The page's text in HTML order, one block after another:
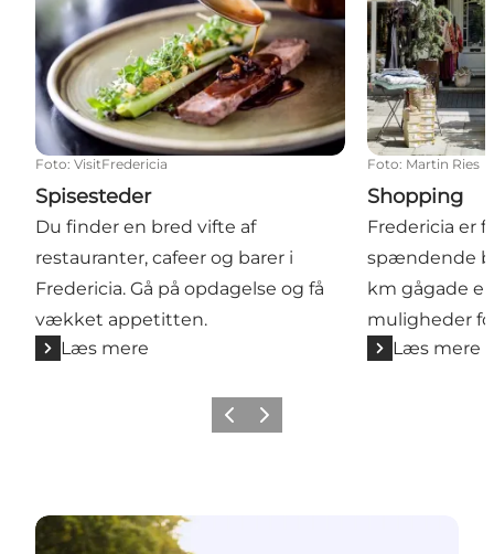
Foto: VisitFredericia
Spisesteder
Du finder en bred vifte af
restauranter, cafeer og barer i
Fredericia. Gå på opdagelse og få
vækket appetitten.
Læs mere
Foto: Martin Ries
Shopping
Fredericia er
spændende
km gågade
muligheder
Læs mere
Forrige billede
Næste billede
Udforsk Fredericias mange skønne naturområder